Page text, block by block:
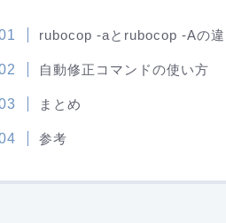
rubocop -aとrubocop -Aの違
自動修正コマンドの使い方
まとめ
参考